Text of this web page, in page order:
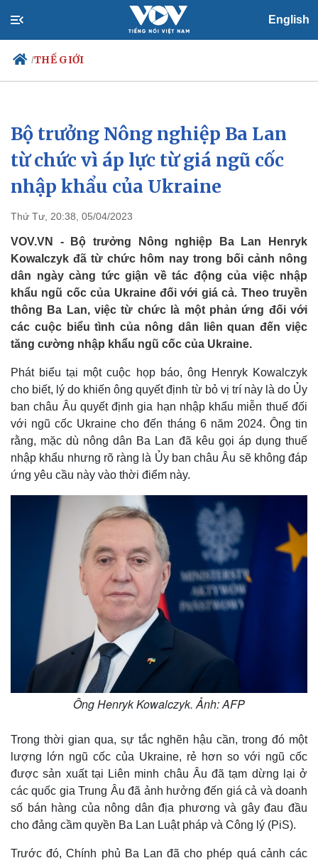
English
/THẾ GIỚI
Chính trị
Đảng
Tổ chức nhân sự
Quốc hội
Nhận diện sự thật
Xã hội
Tin 24h
Dự báo thời tiết
Giáo dục
Bộ trưởng Nông nghiệp Ba Lan
từ chức vì áp lực từ giá ngũ cốc
nhập khẩu của Ukraine
Thứ Tư, 20:38, 05/04/2023
VOV.VN - Bộ trưởng Nông nghiệp Ba Lan Henryk
Kowalczyk đã từ chức hôm nay trong bối cảnh nông
dân ngày càng tức giận về tác động của việc nhập
khẩu ngũ cốc của Ukraine đối với giá cả. Theo truyền
thông Ba Lan, việc từ chức là một phản ứng đối với
các cuộc biểu tình của nông dân liên quan đến việc
tăng cường nhập khẩu ngũ cốc của Ukraine.
Phát biểu tại một cuộc họp báo, ông Henryk Kowalczyk
cho biết, lý do khiến ông quyết định từ bỏ vị trí này là do Ủy
ban châu Âu quyết định gia hạn nhập khẩu miễn thuế đối
với ngũ cốc Ukraine cho đến tháng 6 năm 2024. Ông tin
rằng, mặc dù nông dân Ba Lan đã kêu gọi áp dụng thuế
nhập khẩu nhưng rõ ràng là Ủy ban châu Âu sẽ không đáp
ứng yêu cầu này vào thời điểm này.
Ông Henryk Kowalczyk. Ảnh: AFP
Trong thời gian qua, sự tắc nghẽn hậu cần, trong đó một
lượng lớn ngũ cốc của Ukraine, rẻ hơn so với ngũ cốc
được sản xuất tại Liên minh châu Âu đã tạm dừng lại ở
các quốc gia Trung Âu đã ảnh hưởng đến giá cả và doanh
số bán hàng của nông dân địa phương và gây đau đầu
cho đảng cầm quyền Ba Lan Luật pháp và Công lý (PiS).
Trước đó, Chính phủ Ba Lan đã cho phép quá cảnh các